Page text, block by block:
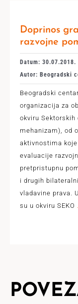
Doprinos
razvojne
Datum: 30.07.2018.
Autor: Beogradski
Beogradski
organizacija za
okviru Sektorskih
mehanizam), od
aktivnostima
evaluacije
pretpristupnu
i drugih
vladavine prava.
su u okviru SEKO